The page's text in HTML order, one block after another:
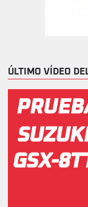
ÚLTIMO VÍDEO